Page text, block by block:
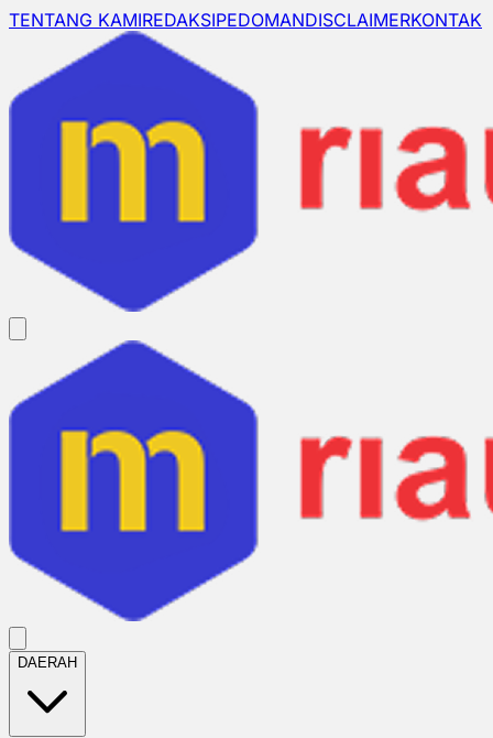
TENTANG KAMIREDAKSIPEDOMANDISCLAIMERKONTAK
DAERAH